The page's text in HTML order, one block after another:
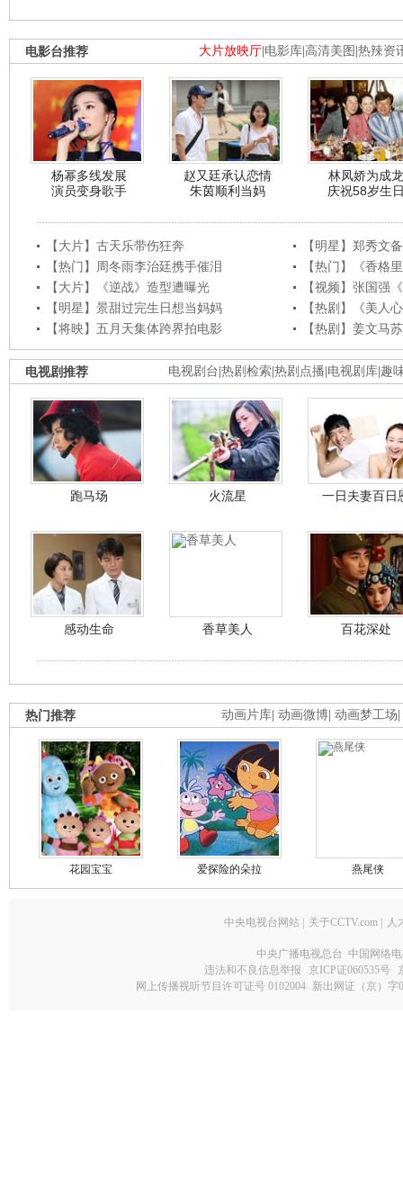
大片放映厅 电影库 高清美图 热辣资
电影台推荐
杨幂多线发展
演员变身歌手
赵又廷承认恋情
朱茵顺利当妈
林凤娇为成龙
庆祝58岁生
【大片】古天乐带伤狂奔
【明星】郑秀文
【热门】周冬雨李治廷携手催泪
【热门】《香格
【大片】《逆战》造型遭曝光
【视频】张国强
【明星】景甜过完生日想当妈妈
【热剧】《美人
【将映】五月天集体跨界拍电影
【热剧】姜文马
电视剧台 热剧检索 热剧点播 电视剧库 趣
电视剧推荐
跑马场 火流星 一日夫妻百日
感动生命 香草美人 百花深处
动画片库 动画微博 动画梦工场
热门推荐
花园宝宝 爱探险的朵拉 燕尾侠
中央电视台网站 关于CCTV.com 人
中央广播电视总台 中国网络
违法和不良信息举报
京ICP证060535号
网上传播视听节目许可证号 0102004 新出网证（京）